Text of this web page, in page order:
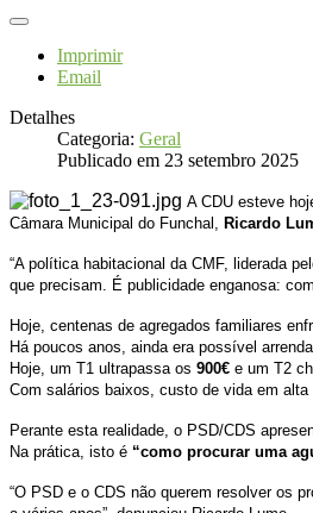
Imprimir
Email
Detalhes
Categoria: Geral
Publicado em 23 setembro 2025
A CDU esteve
Câmara Municipal do Funchal,
Ricardo
“A política habitacional da CMF, liderada
que precisam. É publicidade enganosa:
Hoje, centenas de agregados familiares
Há poucos anos, ainda era possível
Hoje, um T1 ultrapassa os 900€ e um T2
Com salários baixos, custo de vida em
Perante esta realidade, o PSD/CDS
Na prática, isto é “como procurar uma
“O PSD e o CDS não querem resolver os